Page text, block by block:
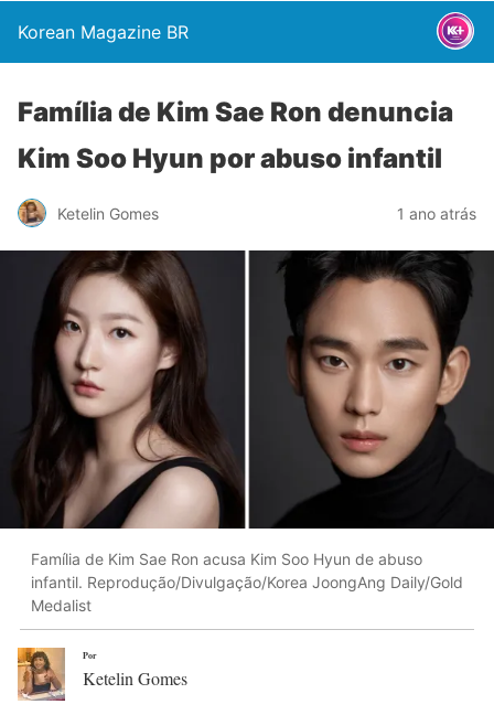
Korean Magazine BR
Família de Kim Sae Ron denuncia
Kim Soo Hyun por abuso infantil
Ketelin Gomes 1 ano atrás
Família de Kim Sae Ron acusa Kim Soo Hyun de abuso
infantil. Reprodução/Divulgação/Korea JoongAng Daily/Gold
Medalist
Por
Ketelin Gomes